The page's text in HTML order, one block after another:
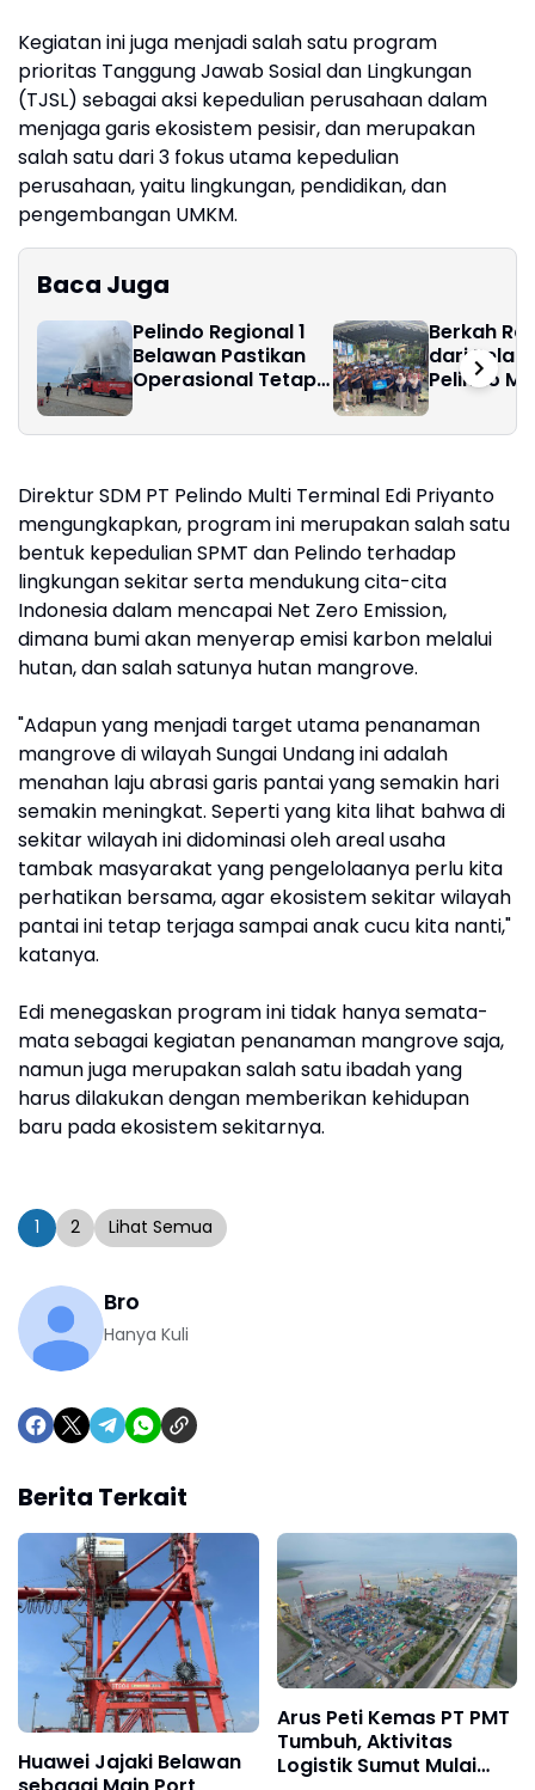
Kegiatan ini juga menjadi salah satu program
prioritas Tanggung Jawab Sosial dan Lingkungan
(TJSL) sebagai aksi kepedulian perusahaan dalam
menjaga garis ekosistem pesisir, dan merupakan
salah satu dari 3 fokus utama kepedulian
perusahaan, yaitu lingkungan, pendidikan, dan
pengembangan UMKM.
Baca Juga
Pelindo Regional 1
Belawan Pastikan
Operasional Tetap
Berkah
dari
Pelindo
Ribuan
Direktur SDM PT Pelindo Multi Terminal Edi Priyanto
mengungkapkan, program ini merupakan salah satu
bentuk kepedulian SPMT dan Pelindo terhadap
lingkungan sekitar serta mendukung cita-cita
Indonesia dalam mencapai Net Zero Emission,
dimana bumi akan menyerap emisi karbon melalui
hutan, dan salah satunya hutan mangrove.
"Adapun yang menjadi target utama penanaman
mangrove di wilayah Sungai Undang ini adalah
menahan laju abrasi garis pantai yang semakin hari
semakin meningkat. Seperti yang kita lihat bahwa di
sekitar wilayah ini didominasi oleh areal usaha
tambak masyarakat yang pengelolaanya perlu kita
perhatikan bersama, agar ekosistem sekitar wilayah
pantai ini tetap terjaga sampai anak cucu kita nanti,"
katanya.
Edi menegaskan program ini tidak hanya semata-
mata sebagai kegiatan penanaman mangrove saja,
namun juga merupakan salah satu ibadah yang
harus dilakukan dengan memberikan kehidupan
baru pada ekosistem sekitarnya.
1 2 Lihat Semua
Bro
Hanya Kuli
Berita Terkait
Huawei Jajaki Belawan
Arus Peti Kemas PT PMT
Tumbuh, Aktivitas
Logistik Sumut Mulai